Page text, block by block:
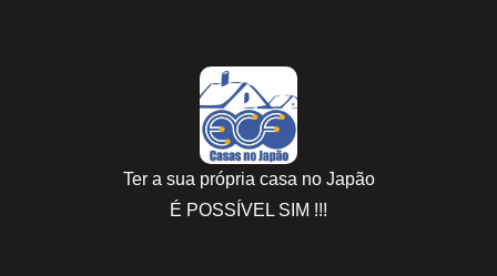
Ter a sua própria casa no Japão
É POSSÍVEL SIM !!!